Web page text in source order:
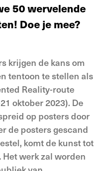
50 wervelende
Doe je mee?
krijgen de kans om
tentoon te stellen als
Reality-route
oktober 2023). De
op posters door
de posters gescand
komt de kunst tot
werk zal worden